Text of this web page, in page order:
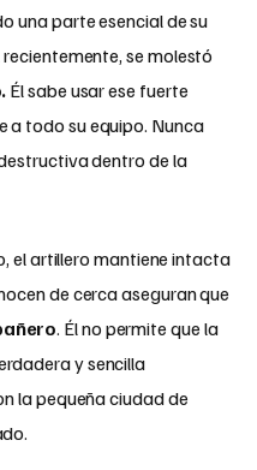
una parte esencial de su
se molestó
Él sabe usar ese fuerte
todo su equipo. Nunca
dentro de la
el artillero mantiene intacta
de cerca aseguran que
. Él no permite que la
y sencilla
la pequeña ciudad de